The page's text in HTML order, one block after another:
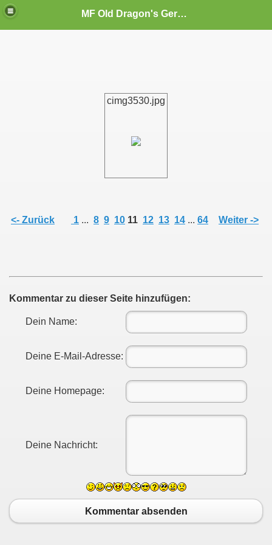
MF Old Dragon's Germany
cimg3530.jpg
<- Zurück 1 ... 8 9 10 11 12 13 14 ... 64 Weiter ->
Kommentar zu dieser Seite hinzufügen:
Dein Name:
Deine E-Mail-Adresse:
Deine Homepage:
Deine Nachricht:
Kommentar absenden